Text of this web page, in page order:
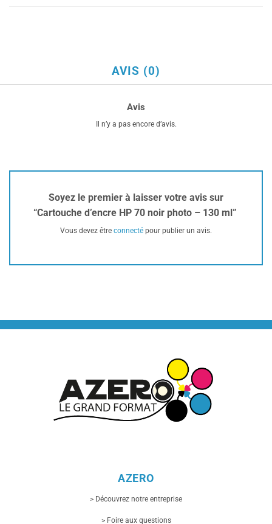
AVIS (0)
Avis
Il n’y a pas encore d’avis.
Soyez le premier à laisser votre avis sur
“Cartouche d’encre HP 70 noir photo – 130 ml”
Vous devez être connecté pour publier un avis.
AZERO
> Découvrez notre entreprise
> Foire aux questions